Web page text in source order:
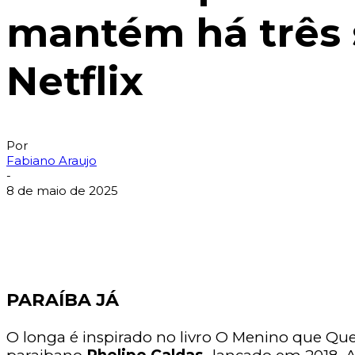
mantém há três
Netflix
Por
Fabiano Araujo
-
8 de maio de 2025
PARAÍBA JÁ
O longa é inspirado no livro O Menino que